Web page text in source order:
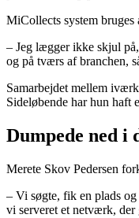
MiCollects system
– Jeg lægger ikke skjul
og på tværs af branchen,
Samarbejdet mellem
Sideløbende har hun haft
Dumpede ned i
Merete Skov Pedersen
– Vi søgte, fik en plads
vi serveret et netværk, der